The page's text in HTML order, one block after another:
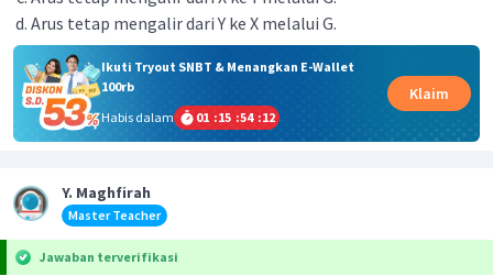
Arus tetap mengalir dari Y ke X melalui G.
Ikuti Tryout SNBT & Menangkan E-Wallet
100rb
Habis dalam
01 :15 :54 :12
Klaim
Y. Maghfirah
Master Teacher
Jawaban terverifikasi